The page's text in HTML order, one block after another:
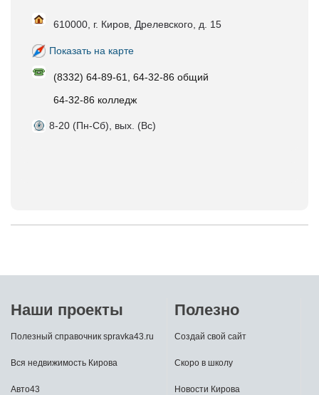
610000, г. Киров, Дрелевского, д. 15
Показать на карте
(8332) 64-89-61, 64-32-86 общий
64-32-86 колледж
8-20 (Пн-Сб), вых. (Вс)
Наши проекты
Полезный справочник spravka43.ru
Вся недвижимость Кирова
Авто43
Полезно
Создай свой сайт
Скоро в школу
Новости Кирова